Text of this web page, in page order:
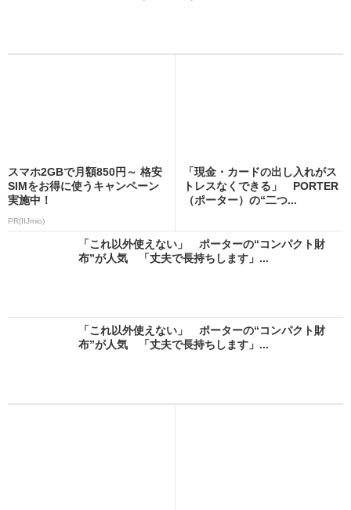
スマホ2GBで月額850円～ 格安
SIMをお得に使うキャンペーン
実施中！
PR(IIJmio)
「現金・カードの出し入れがス
トレスなくできる」 PORTER
（ポーター）の“二つ...
「これ以外使えない」 ポーターの“コンパクト財
布”が人気 「丈夫で長持ちします」...
「これ以外使えない」 ポーターの“コンパクト財
布”が人気 「丈夫で長持ちします」...